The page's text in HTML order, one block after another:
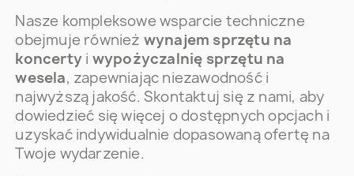
Nasze kompleksowe wsparcie techniczne
obejmuje również wynajem sprzętu na
koncerty i wypożyczalnię sprzętu na
wesela, zapewniając niezawodność i
najwyższą jakość. Skontaktuj się z nami, aby
dowiedzieć się więcej o dostępnych opcjach i
uzyskać indywidualnie dopasowaną ofertę na
Twoje wydarzenie.